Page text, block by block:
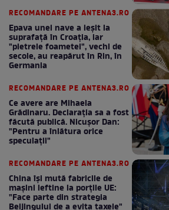
RECOMANDARE PE ANTENA3.RO
Epava unei nave a ieșit la
suprafață în Croația, iar
"pietrele foametei", vechi de
secole, au reapărut în Rin, în
Germania
RECOMANDARE PE ANTENA3.RO
Ce avere are Mihaela
Grădinaru. Declarația sa a fost
făcută publică. Nicușor Dan:
"Pentru a înlătura orice
speculații"
RECOMANDARE PE ANTENA3.RO
China își mută fabricile de
mașini ieftine la porțile UE:
"Face parte din strategia